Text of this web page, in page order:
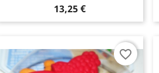
13,25 €
favorite_border